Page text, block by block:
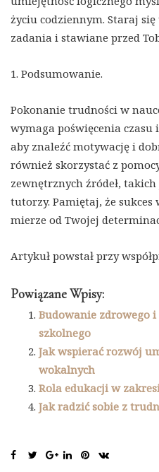
życiu codziennym. Staraj
zadania i stawiane przed
1. Podsumowanie.
Pokonanie trudności w
wymaga poświęcenia czasu
aby znaleźć motywację i
również skorzystać z
zewnętrznych źródeł,
tutorzy. Pamiętaj, że sukces
mierze od Twojej
Artykuł powstał przy
Powiązane Wpisy:
Budowanie zdrowego
szkolnego
Jak wspierać rozwój
wokalnych
Rola edukacji w
Jak radzić sobie z